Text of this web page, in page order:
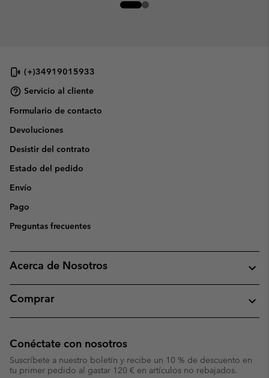
(+)34919015933
Servicio al cliente
Formulario de contacto
Devoluciones
Desistir del contrato
Estado del pedido
Envío
Pago
Preguntas frecuentes
Acerca de Nosotros
Comprar
Conéctate con nosotros
Suscríbete a nuestro boletín y recibe un 10 % de descuento en
tu primer pedido al gastar 120 € en artículos no rebajados.